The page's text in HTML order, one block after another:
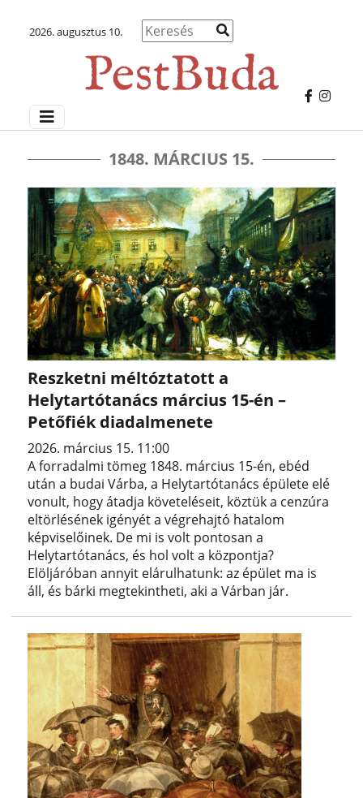
2026. augusztus 10.
1848. MÁRCIUS 15.
Reszketni méltóztatott a
Helytartótanács március 15-én –
Petőfiék diadalmenete
2026. március 15. 11:00
A forradalmi tömeg 1848. március 15-én, ebéd
után a budai Várba, a Helytartótanács épülete elé
vonult, hogy átadja követeléseit, köztük a cenzúra
eltörlésének igényét a végrehajtó hatalom
képviselőinek. De mi is volt pontosan a
Helytartótanács, és hol volt a központja?
Elöljáróban annyit elárulhatunk: az épület ma is
áll, és bárki megtekintheti, aki a Várban jár.